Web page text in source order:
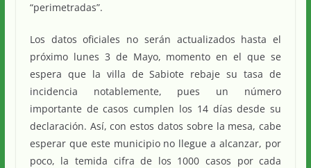
“perimetradas”.
Los datos oficiales no serán actualizados hasta el
próximo lunes 3 de Mayo, momento en el que se
espera que la villa de Sabiote rebaje su tasa de
incidencia notablemente, pues un número
importante de casos cumplen los 14 días desde su
declaración. Así, con estos datos sobre la mesa, cabe
esperar que este municipio no llegue a alcanzar, por
poco, la temida cifra de los 1000 casos por cada